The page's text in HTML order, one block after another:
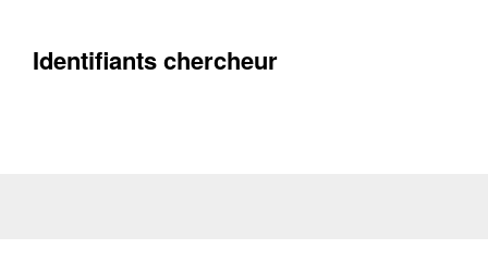
Identifiants chercheur